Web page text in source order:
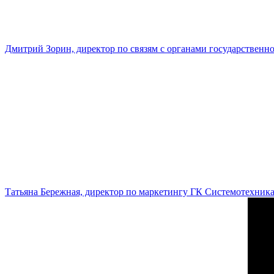
Дмитрий Зорин, директор по связям с органами
Татьяна Бережная, директор по маркетингу ГК Системотехника